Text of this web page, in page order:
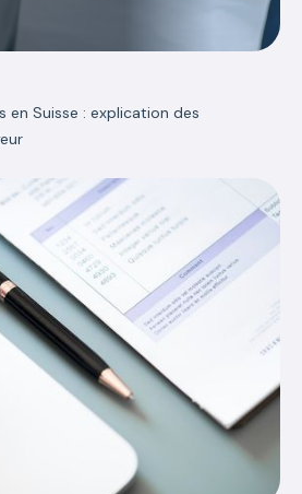
en Suisse : explication des